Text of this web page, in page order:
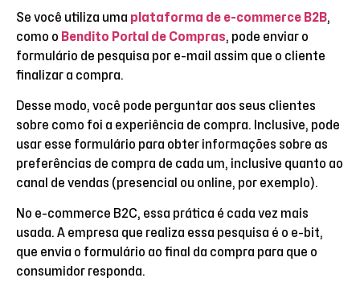
Se você utiliza uma plataforma de e-commerce B2B,
como o Bendito Portal de Compras, pode enviar o
formulário de pesquisa por e-mail assim que o cliente
finalizar a compra.
Desse modo, você pode perguntar aos seus clientes
sobre como foi a experiência de compra. Inclusive, pode
usar esse formulário para obter informações sobre as
preferências de compra de cada um, inclusive quanto ao
canal de vendas (presencial ou online, por exemplo).
No e-commerce B2C, essa prática é cada vez mais
usada. A empresa que realiza essa pesquisa é o e-bit,
que envia o formulário ao final da compra para que o
consumidor responda.